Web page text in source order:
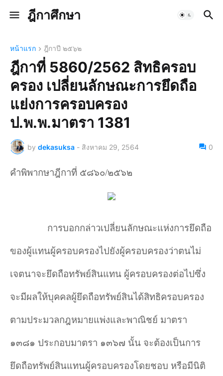
ฎีกาศึกษา
หน้าแรก ฎีกาปี ๒๕๖๒
ฎีกาที่ 5860/2562 สิทธิครอบ
ครอง เปลี่ยนลักษณะการยึดถือ
แย่งการครอบครอง
ป.พ.พ.มาตรา 1381
by dekasuksa - สิงหาคม 29, 2564 0
คำพิพากษาฎีกาที่ ๕๘๖๐/๒๕๖๒
การบอกกล่าวเปลี่ยนลักษณะแห่งการยึดถือ
ของผู้แทนผู้ครอบครองไปยังผู้ครอบครองว่าตนไม่
เจตนาจะยึดถือทรัพย์สินแทน ผู้ครอบครองต่อไปซึ่ง
จะมีผลให้บุคคลผู้ยึดถือทรัพย์สินได้สิทธิครอบครอง
ตามประมวลกฎหมายแพ่งและพาณิชย์ มาตรา
๑๓๘๑ ประกอบมาตรา ๑๓๖๗ นั้น จะต้องเป็นการ
ยึดถือทรัพย์สินแทนผู้ครอบครองโดยชอบ หรือมีนิติ